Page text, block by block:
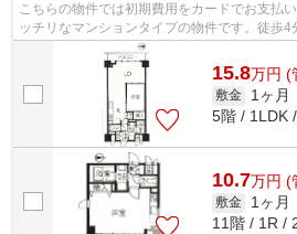
こちらの物件では初期費用をカードでお支払
ッチリなマンションタイプの物件です。徒歩
が平坦なのは、ランニングをする上で抑...
15.8万円 (
敷金 1ヶ月
5階 / 1LDK
10.7万円 (
敷金 1ヶ月
11階 / 1R /